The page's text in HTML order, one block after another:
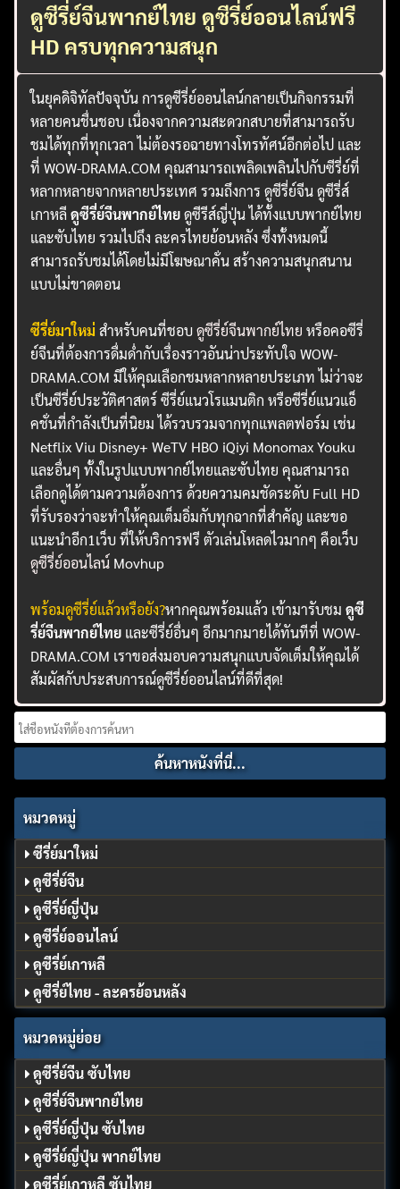
ดูซีรี่ย์จีนพากย์ไทย ดูซีรี่ย์ออนไลน์ฟรี
HD ครบทุกความสนุก
ในยุคดิจิทัลปัจจุบัน การดูซีรี่ย์ออนไลน์กลายเป็นกิจกรรมที่
หลายคนชื่นชอบ เนื่องจากความสะดวกสบายที่สามารถรับ
ชมได้ทุกที่ทุกเวลา ไม่ต้องรอฉายทางโทรทัศน์อีกต่อไป และ
ที่ WOW-DRAMA.COM คุณสามารถเพลิดเพลินไปกับซีรี่ย์ที่
หลากหลายจากหลายประเทศ รวมถึงการ ดูซีรี่ย์จีน ดูซีรี่ส์
เกาหลีดูซีรี่ย์จีนพากย์ไทยดูซีรีส์ญี่ปุ่น ได้ทั้งแบบพากย์ไทย
และซับไทย รวมไปถึง ละครไทยย้อนหลัง ซึ่งทั้งหมดนี้
สามารถรับชมได้โดยไม่มีโฆษณาคั่น สร้างความสนุกสนาน
แบบไม่ขาดตอน
ซีรี่ย์มาใหม่ สำหรับคนที่ชอบดูซีรี่ย์จีนพากย์ไทย หรือคอซีรี่
ย์จีนที่ต้องการดื่มด่ำกับเรื่องราวอันน่าประทับใจ WOW-
DRAMA.COM มีให้คุณเลือกชมหลากหลายประเภท ไม่ว่าจะ
เป็นซีรี่ย์ประวัติศาสตร์ ซีรี่ย์แนวโรแมนติก หรือซีรี่ย์แนวแอ็
คชั่นที่กำลังเป็นที่นิยม ได้รวบรวมจากทุกแพลตฟอร์ม เช่น
Netflix Viu Disney+ WeTV HBO iQiyi Monomax Youku
และอื่นๆ ทั้งในรูปแบบพากย์ไทยและซับไทย คุณสามารถ
เลือกดูได้ตามความต้องการ ด้วยความคมชัดระดับ Full HD
ที่รับรองว่าจะทำให้คุณเต็มอิ่มกับทุกฉากที่สำคัญ และขอ
แนะนำอีก1เว็บ ที่ให้บริการฟรี ตัวเล่นโหลดไวมากๆ คือเว็บ
ดูซีรี่ย์ออนไลน์ Movhup
พร้อมดูซีรี่ย์แล้วหรือยัง?หากคุณพร้อมแล้ว เข้ามารับชมดูซี
รี่ย์จีนพากย์ไทย และซีรี่ย์อื่นๆ อีกมากมายได้ทันทีที่ WOW-
DRAMA.COM เราขอส่งมอบความสนุกแบบจัดเต็มให้คุณได้
สัมผัสกับประสบการณ์ดูซีรี่ย์ออนไลน์ที่ดีที่สุด!
Search
for:
หมวดหมู่
ซีรี่ย์มาใหม่
ดูซีรี่ย์จีน
ดูซีรี่ย์ญี่ปุ่น
ดูซีรี่ย์ออนไลน์
ดูซีรี่ย์เกาหลี
ดูซีรี่ย์ไทย - ละครย้อนหลัง
หมวดหมู่ย่อย
ดูซีรี่ย์จีน ซับไทย
ดูซีรี่ย์จีนพากย์ไทย
ดูซีรี่ย์ญี่ปุ่น ซับไทย
ดูซีรี่ย์ญี่ปุ่น พากย์ไทย
ดูซีรี่ย์เกาหลี ซับไทย